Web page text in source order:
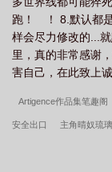
跑！ ！ 8.默认都
样会尽力修改的...
里，真的非常感谢
害自己，在此致上
Artigence作品集笔趣阁
安全出口 主角晴奴琉